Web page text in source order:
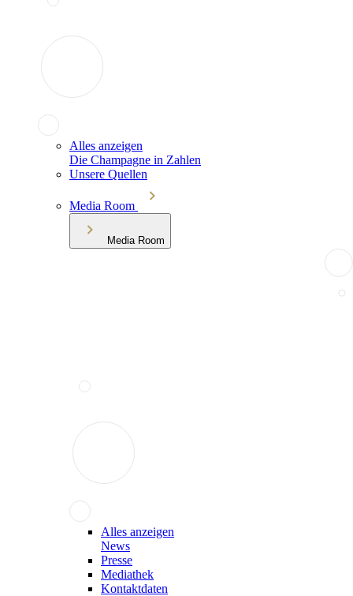
Alles anzeigen
Die Champagne in Zahlen
Unsere Quellen
Media Room
Media Room
Alles anzeigen
News
Presse
Mediathek
Kontaktdaten